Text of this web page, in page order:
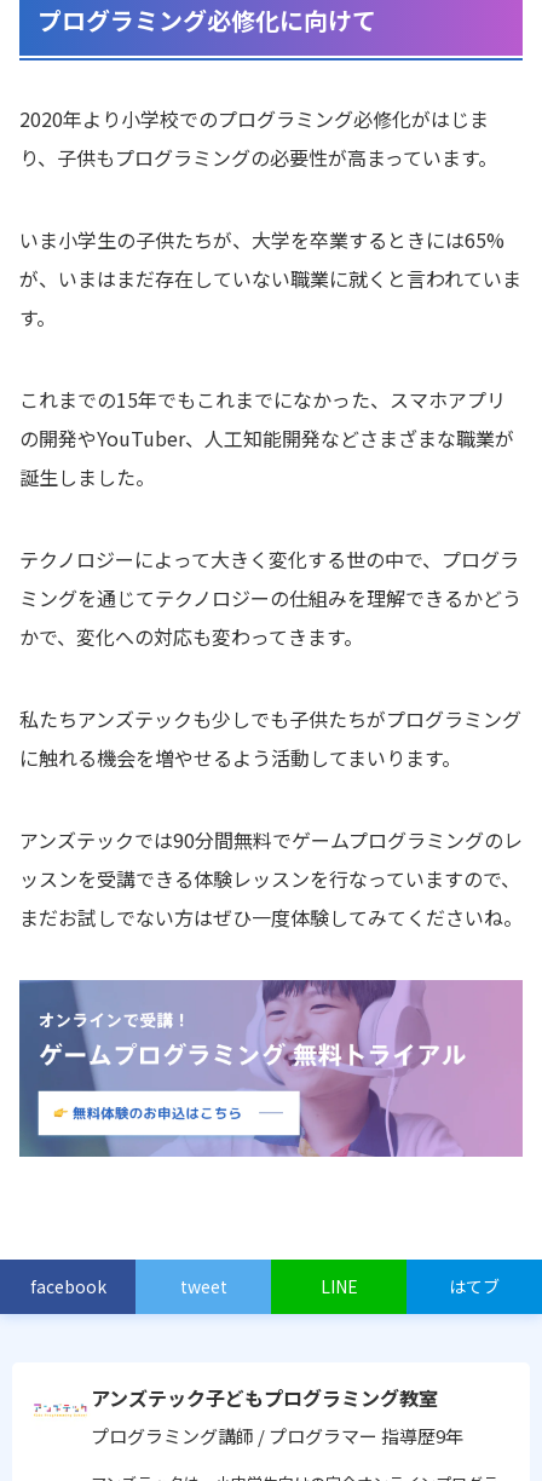
プログラミング必修化に向けて
2020年より小学校でのプログラミング必修化がはじま
り、子供もプログラミングの必要性が高まっています。
いま小学生の子供たちが、大学を卒業するときには65%
が、いまはまだ存在していない職業に就くと言われていま
す。
これまでの15年でもこれまでになかった、スマホアプリ
の開発やYouTuber、人工知能開発などさまざまな職業が
誕生しました。
テクノロジーによって大きく変化する世の中で、プログラ
ミングを通じてテクノロジーの仕組みを理解できるかどう
かで、変化への対応も変わってきます。
私たちアンズテックも少しでも子供たちがプログラミング
に触れる機会を増やせるよう活動してまいります。
アンズテックでは90分間無料でゲームプログラミングのレ
ッスンを受講できる体験レッスンを行なっていますので、
まだお試しでない方はぜひ一度体験してみてくださいね。
facebook tweet LINE はてブ
アンズテック子どもプログラミング教室
プログラミング講師 / プログラマー 指導歴9年